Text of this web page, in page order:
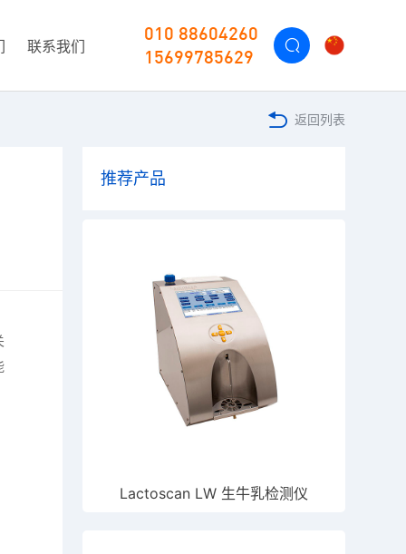
联系我们
010 88604260
15699785629
返回列表
推荐产品
Lactoscan LW 生牛乳检测仪